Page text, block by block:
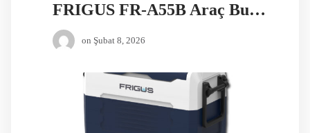
FRIGUS FR-A55B Araç Buzdolabı
on Şubat 8, 2026